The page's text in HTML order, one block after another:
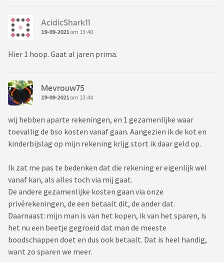
AcidicShark11
19-09-2021 om 13:40
Hier 1 hoop. Gaat al jaren prima.
Mevrouw75
19-09-2021 om 13:44
wij hebben aparte rekeningen, en 1 gezamenlijke waar
toevallig de bso kosten vanaf gaan. Aangezien ik de kot en
kinderbijslag op mijn rekening krijg stort ik daar geld op.
Ik zat me pas te bedenken dat die rekening er eigenlijk wel
vanaf kan, als alles toch via mij gaat.
De andere gezamenlijke kosten gaan via onze
privérekeningen, de een betaalt dit, de ander dat.
Daarnaast: mijn man is van het kopen, ik van het sparen, is
het nu een beetje gegroeid dat man de meeste
boodschappen doet en dus ook betaalt. Dat is heel handig,
want zo sparen we meer.